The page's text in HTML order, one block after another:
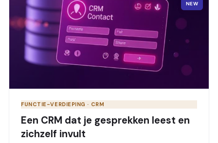
NEW
FUNCTIE-VERDIEPING · CRM
Een CRM dat je gesprekken leest en
zichzelf invult